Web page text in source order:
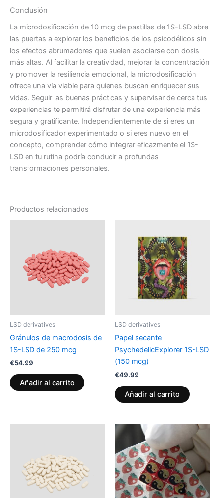
Conclusión
La microdosificación de 10 mcg de pastillas de 1S-LSD abre
las puertas a explorar los beneficios de los psicodélicos sin
los efectos abrumadores que suelen asociarse con dosis
más altas. Al facilitar la creatividad, mejorar la concentración
y promover la resiliencia emocional, la microdosificación
ofrece una vía viable para quienes buscan enriquecer sus
vidas. Seguir las buenas prácticas y supervisar de cerca tus
experiencias te permitirá disfrutar de una experiencia más
segura y gratificante. Independientemente de si eres un
microdosificador experimentado o si eres nuevo en el
concepto, comprender cómo integrar eficazmente el 1S-
LSD en tu rutina podría conducir a profundas
transformaciones personales.
Productos relacionados
LSD derivatives
Gránulos de macrodosis de
1S-LSD de 250 mcg
€54.99
Añadir al carrito
LSD derivatives
Papel secante
PsychedelicExplorer 1S-LSD
(150 mcg)
€49.99
Añadir al carrito